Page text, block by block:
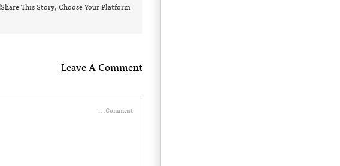
Share This Story, Choose Your Platform!
Leave A Comment
Comment